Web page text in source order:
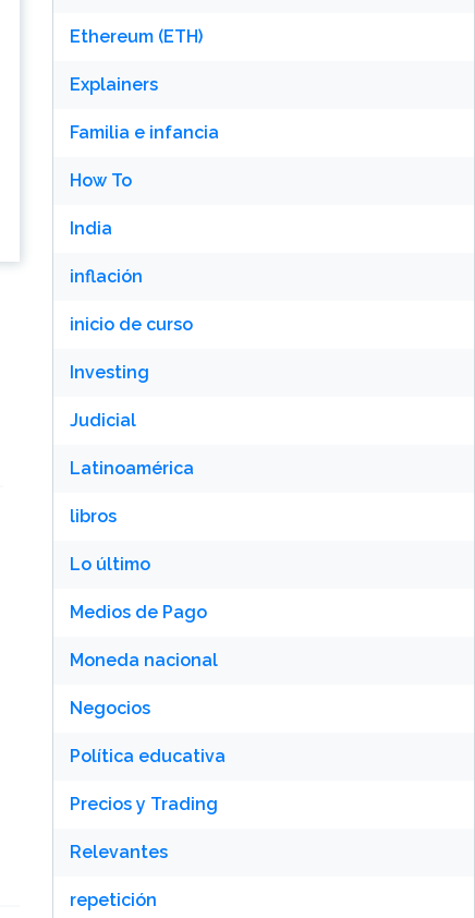
Ethereum (ETH)
Explainers
Familia e infancia
How To
India
inflación
inicio de curso
Investing
Judicial
Latinoamérica
libros
Lo último
Medios de Pago
Moneda nacional
Negocios
Política educativa
Precios y Trading
Relevantes
repetición